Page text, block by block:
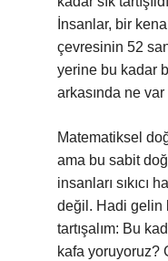
İnsanlar, bir
çevresinin 52
yerine bu kadar
arkasında ne
Matematiksel
ama bu sabit
insanları sıkıcı
değil. Hadi gelin
tartışalım: Bu
kafa yoruyoruz?